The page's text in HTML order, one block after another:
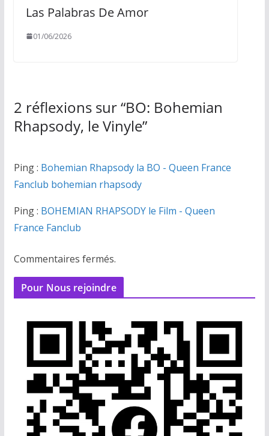
Las Palabras De Amor
01/06/2026
2 réflexions sur “BO: Bohemian
Rhapsody, le Vinyle”
Ping : Bohemian Rhapsody la BO - Queen France
Fanclub bohemian rhapsody
Ping : BOHEMIAN RHAPSODY le Film - Queen
France Fanclub
Commentaires fermés.
Pour Nous rejoindre